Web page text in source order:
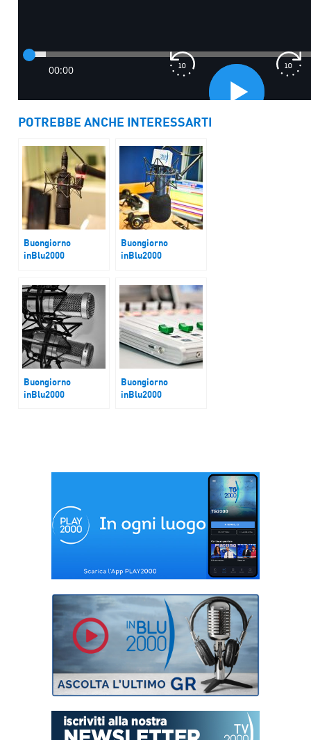
POTREBBE ANCHE INTERESSARTI
Buongiorno
inBlu2000
Buongiorno
inBlu2000
Buongiorno
inBlu2000
Buongiorno
inBlu2000